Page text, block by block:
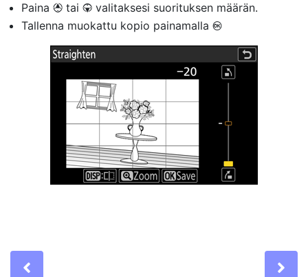
Paina 1 tai 3 valitaksesi suorituksen määrän.
Tallenna muokattu kopio painamalla J